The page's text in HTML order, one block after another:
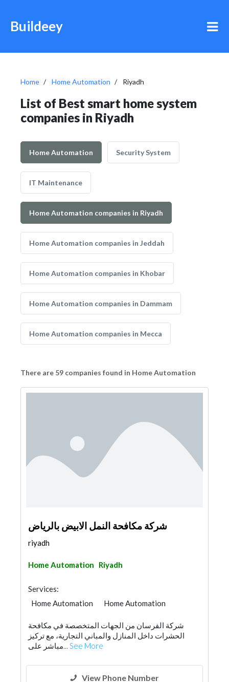
Buildeey
Home Home Automation Riyadh
List of Best smart home system
companies in Riyadh
Home Automation Security System
IT Maintenance
Home Automation companies in Riyadh
Home Automation companies in Jeddah
Home Automation companies in Khobar
Home Automation companies in Dammam
Home Automation companies in Mecca
There are 59 companies found in Home Automation
شركة مكافحة النمل الابيض بالرياض
riyadh
Home Automation Riyadh
Services:
Home Automation
Home Automation
شركة الفرسان من الجهات المتخصصة في مكافحة
الحشرات داخل المنازل والمباني التجارية، مع تركيز
مباشر على... See More
View Phone Number